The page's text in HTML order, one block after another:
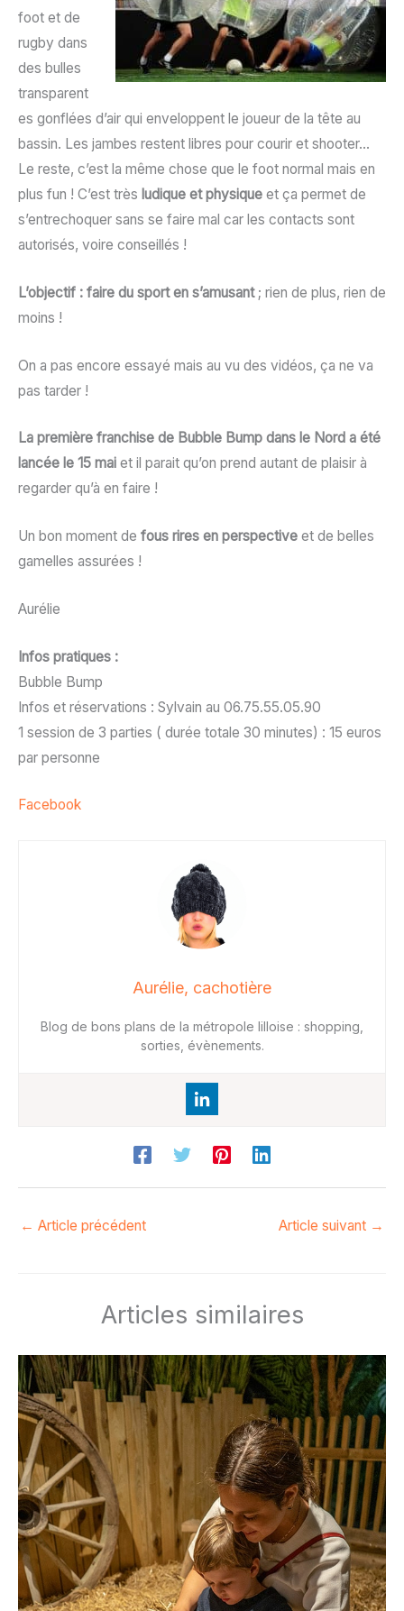
foot et de
rugby dans
des bulles
transparent
es gonflées d’air qui enveloppent le joueur de la tête au
bassin. Les jambes restent libres pour courir et shooter…
Le reste, c’est la même chose que le foot normal mais en
plus fun ! C’est très ludique et physique et ça permet de
s’entrechoquer sans se faire mal car les contacts sont
autorisés, voire conseillés !
L’objectif : faire du sport en s’amusant ; rien de plus, rien de
moins !
On a pas encore essayé mais au vu des vidéos, ça ne va
pas tarder !
La première franchise de Bubble Bump dans le Nord a été
lancée le 15 mai et il parait qu’on prend autant de plaisir à
regarder qu’à en faire !
Un bon moment de fous rires en perspective et de belles
gamelles assurées !
Aurélie
Infos pratiques :
Bubble Bump
Infos et réservations : Sylvain au 06.75.55.05.90
1 session de 3 parties ( durée totale 30 minutes) : 15 euros
par personne
Facebook
Aurélie, cachotière
Blog de bons plans de la métropole lilloise : shopping,
sorties, évènements.
← Article précédent Article suivant →
Articles similaires